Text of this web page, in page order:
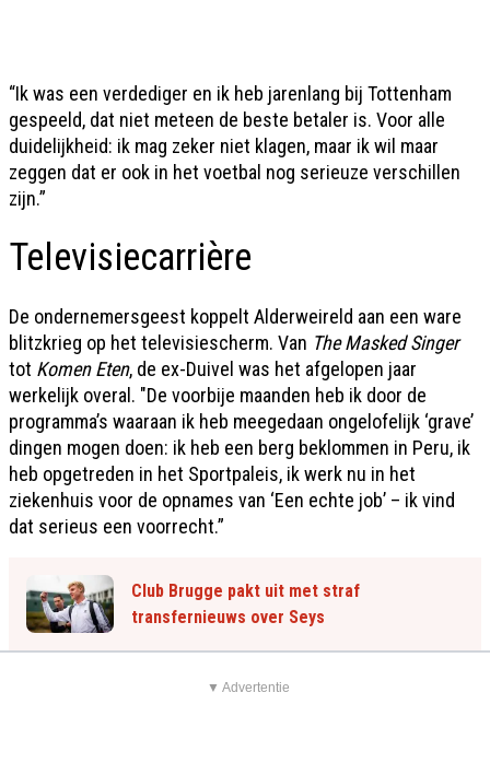
“Ik was een verdediger en ik heb jarenlang bij Tottenham
gespeeld, dat niet meteen de beste betaler is. Voor alle
duidelijkheid: ik mag zeker niet klagen, maar ik wil maar
zeggen dat er ook in het voetbal nog serieuze verschillen
zijn.”
Televisiecarrière
De ondernemersgeest koppelt Alderweireld aan een ware
blitzkrieg op het televisiescherm. Van The Masked Singer
tot Komen Eten, de ex-Duivel was het afgelopen jaar
werkelijk overal. "De voorbije maanden heb ik door de
programma’s waaraan ik heb meegedaan ongelofelijk ‘grave’
dingen mogen doen: ik heb een berg beklommen in Peru, ik
heb opgetreden in het Sportpaleis, ik werk nu in het
ziekenhuis voor de opnames van ‘Een echte job’ – ik vind
dat serieus een voorrecht.”
Club Brugge pakt uit met straf
transfernieuws over Seys
▼ Advertentie